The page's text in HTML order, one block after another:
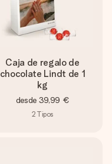
Caja de regalo de
chocolate Lindt de 1
kg
desde 39,99 €
2 Tipos